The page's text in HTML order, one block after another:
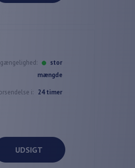
stor
mængde
i: 24 timer
UDSIGT